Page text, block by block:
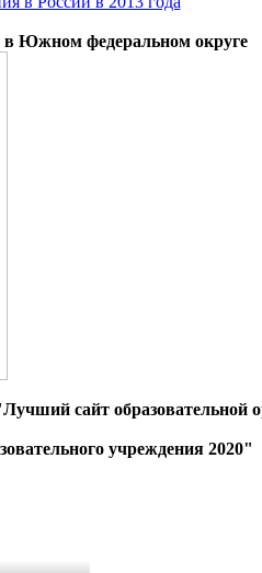
в Южном федеральном округе
сайт образовательной
учреждения 2020"